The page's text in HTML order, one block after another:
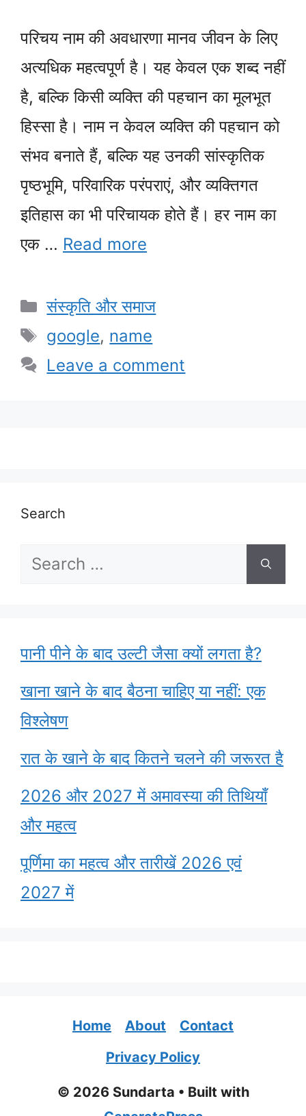
परिचय नाम की अवधारणा मानव जीवन के लिए
अत्यधिक महत्वपूर्ण है। यह केवल एक शब्द नहीं
है, बल्कि किसी व्यक्ति की पहचान का मूलभूत
हिस्सा है। नाम न केवल व्यक्ति की पहचान को
संभव बनाते हैं, बल्कि यह उनकी सांस्कृतिक
पृष्ठभूमि, परिवारिक परंपराएं, और व्यक्तिगत
इतिहास का भी परिचायक होते हैं। हर नाम का
एक … Read more
Categories
संस्कृति और समाज
Tags
google, name
Leave a comment
Search
Search
पानी पीने के बाद उल्टी जैसा क्यों लगता है?
खाना खाने के बाद बैठना चाहिए या नहीं: एक
विश्लेषण
रात के खाने के बाद कितने चलने की जरूरत है
2026 और 2027 में अमावस्या की तिथियाँ
और महत्व
पूर्णिमा का महत्व और तारीखें 2026 एवं
2027 में
Home About
Contact
Privacy Policy
© 2026 Sundarta • Built with